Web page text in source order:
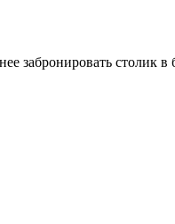
забронировать столик в